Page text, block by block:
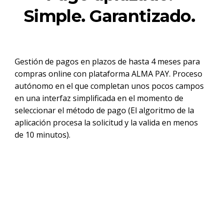
Simple. Garantizado.
Gestión de pagos en plazos de hasta 4 meses para
compras online con plataforma ALMA PAY. Proceso
autónomo en el que completan unos pocos campos
en una interfaz simplificada en el momento de
seleccionar el método de pago (El algoritmo de la
aplicación procesa la solicitud y la valida en menos
de 10 minutos).